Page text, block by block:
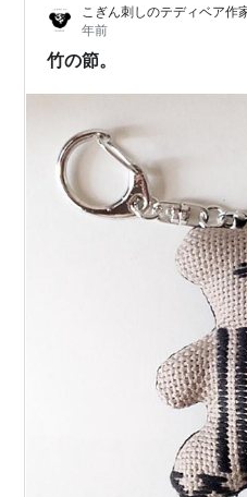
た。藍染めのコットンです
で販…
こぎん刺しのテディベア
年前
竹の節。